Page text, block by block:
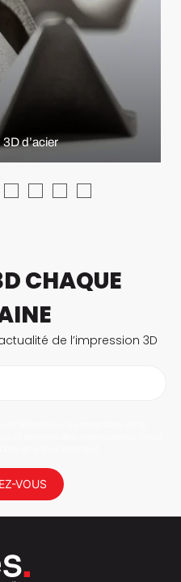
d’acier
CHAQUE
de l’impression 3D
VOUS